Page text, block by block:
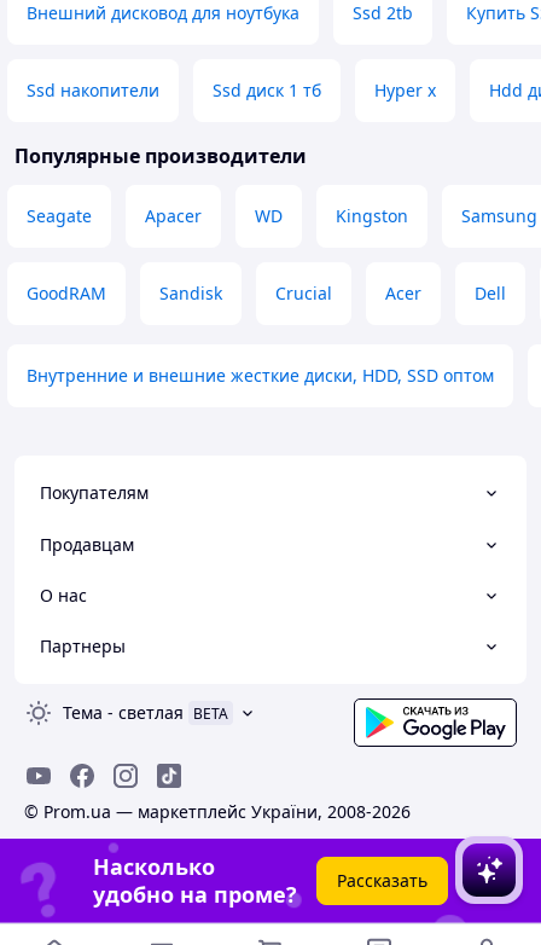
Внешний дисковод для ноутбука Ssd 2tb Купить
Ssd накопители Ssd диск 1 тб Hyper x Hdd
Популярные производители
Seagate Apacer WD Kingston Samsung
GoodRAM Sandisk Crucial Acer Dell
Внутренние и внешние жесткие диски, HDD, SSD оптом
Покупателям
Продавцам
О нас
Партнеры
Тема - светлая BETA
© Prom.ua — маркетплейс України, 2008-2026
Насколько
удобно на проме?
Рассказать